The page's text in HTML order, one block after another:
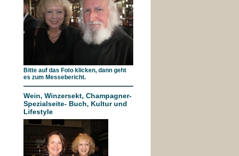
Bitte auf das Foto klicken, dann geht
es zum Messebericht.
Wein, Winzersekt, Champagner-
Spezialseite- Buch, Kultur und
Lifestyle